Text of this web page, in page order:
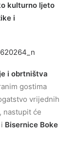
kulturno ljeto
i
i obrtništva
gostima
vrijednih
nastupit će
i Bisernice Boke